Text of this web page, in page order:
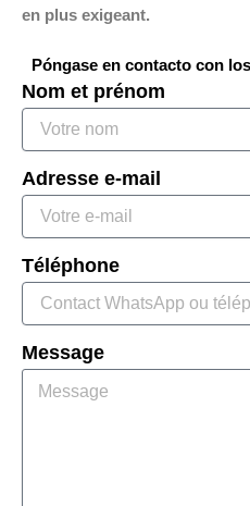
en plus exigeant.
Póngase en contacto con
Nom et prénom
Adresse e-mail
Téléphone
Message